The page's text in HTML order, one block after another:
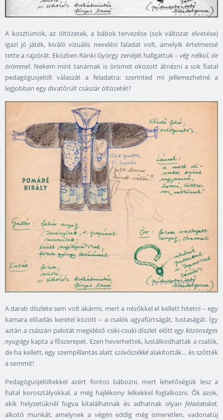
A kosztümök, az öltözetek, a bábok tervezése (sok változat elvetése)
igazi jó játék, kiváló vizuális nevelési faladat volt, amelyik értelmessé
tette a rajzórát. Eközben Ránki György zenéjét hallgattuk –vég nélkül, de
örömmel. Nekem mint tanárnak is örömet okozott átnézni a sok fiatal
pedagógusjelölt válaszát a feladatra: szerinted mi jellemezhetné a
legjobban egy divatőrült császár öltözetét?
A darab díszlete sem volt akármi, mert a nézőkkel el kellett hitetni – egy
kamara előadás keretei között – a csalók agyafúrtságát, lustaságát. Így
aztán a császári palotát megidéző csiki-csuki díszlet előttegy közönséges
nyugágykapta a főszerepet. Ezen heverhettek, lustálkodhattak a csalók,
de ha kellett, egy szempillantás alatt szövőszékkéalakították... és szőtték
a semmit!
Pedagógusjelöltekkel azért fontos bábozni, mert lehetőségük lesz a
fiatal korosztályokkal, a még hajlékony lelkekkel foglalkozni. Ők azok,
akik helyzetüknél fogva kitalálhatnak és adhatnak olyan feladatokat,
alkotó munkát, amelynek a végén eddig még ismeretlen, vadonatúj